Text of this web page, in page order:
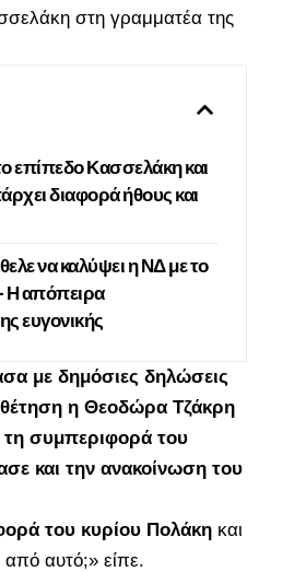
στη γραμματέα της
επίπεδο Κασσελάκη και
διαφορά ήθους και
να καλύψει η ΝΔ με το
Η απόπειρα
ευγονικής
με δημόσιες δηλώσεις
η Θεοδώρα Τζάκρη
τη συμπεριφορά του
και την ανακοίνωση του
του κυρίου Πολάκη και
από αυτό;» είπε.